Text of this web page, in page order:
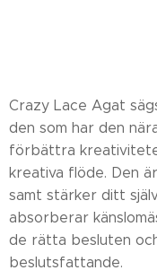
Crazy Lace Agat
den som har den
förbättra
kreativa flöde. Den
samt stärker ditt
absorberar
de rätta besluten
beslutsfattande.